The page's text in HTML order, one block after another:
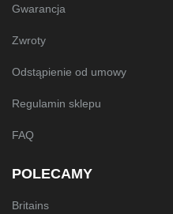
Gwarancja
Zwroty
Odstąpienie od umowy
Regulamin sklepu
FAQ
POLECAMY
Britains